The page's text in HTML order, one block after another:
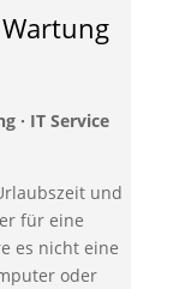
· IT Service
und
für eine
es nicht eine
oder